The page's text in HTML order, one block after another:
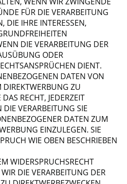
FÜR DIE VERARBEITUNG
DIE IHRE INTERESSEN,
DIE VERARBEITUNG DER
ODER
DIENT.
DATEN VON
DIREKTWERBUNG ZU
RECHT, JEDERZEIT
VERARBEITUNG SIE
DATEN ZUM
EINZULEGEN. SIE
WIE OBEN BESCHRIEBEN
WIDERSPRUCHSRECHT
DIE VERARBEITUNG DER